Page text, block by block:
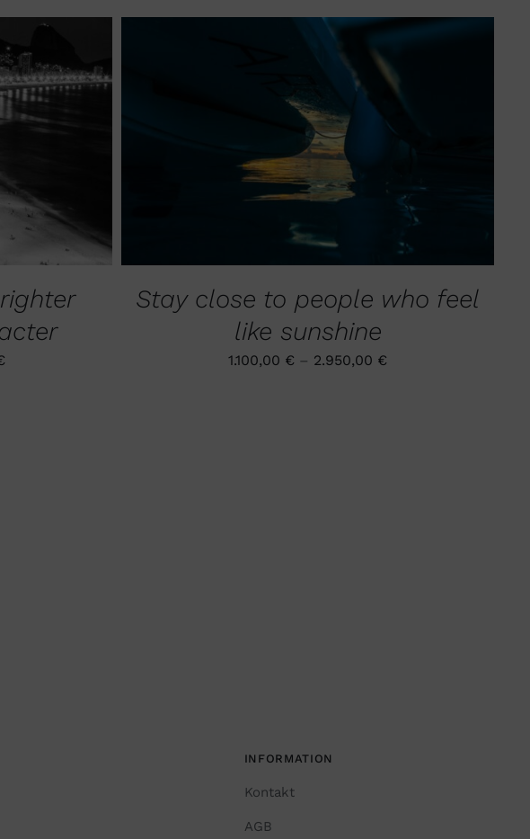
AUSFÜHRUNG WÄHLEN DIESES
PRODUKT
WEIST
MEHRERE
VARIANTEN
DIE
OPTIONEN
AUF
DER
PRODUKTSEITE
WERDEN
/
Stay close to people who feel
like sunshine
1.100,00 € – 2.950,00 €
INFORMATION
Kontakt
AGB